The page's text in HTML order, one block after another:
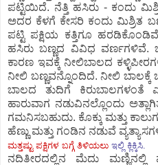
ಪಟ್ಟಿಯಿದೆ. ನೆತ್ತಿ ಹಸಿರು - ಕಂದು
ಅದರ ಕೆಳಗೆ ಕೇಸರಿ ಕಂದು ಮಿಶ್ರಿತ
ಪಟ್ಟಿ ಪಕ್ಷಿಯ ಕತ್ತಿಗೂ
ಹಸಿರು ಬಣ್ಣದ ವಿವಿಧ ವರ್ಣಗಳಿವೆ.
ಕಾರಣ ಇವಕ್ಕೆ ನೀಲಿಬಾಲದ
ನೀಲಿ ಬಣ್ಣವನ್ನೊಂದಿದೆ. ನೀಲಿ
ಬಾಲದ ತುದಿಗೆ ಕಿರುಬಾಲಗಳಂತೆ
ಹಾರುವಾಗ ನಡುವಿನಲ್ಲೊಂದು
ಗಮನಿಸಬಹುದು. ಕೊಕ್ಕು ಮತ್ತು
ಹೆಣ್ಣು ಮತ್ತು ಗಂಡಿನ ನಡುವೆ
ಮತ್ತಷ್ಟು ಪಕ್ಷಿಗಳ ಬಗ್ಗೆ ತಿಳಿಯಲು ಇಲ್ಲಿ ಕ್ಲಿಕ್ಕಿಸಿ.
ನದಿತೀರದಲ್ಲಿನ ಮೆದು